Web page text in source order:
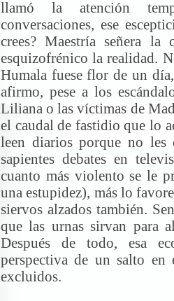
llamó la atención
conversaciones, ese
crees? Maestría señera
esquizofrénico la realidad.
Humala fuese flor de un
afirmo, pese a los
Liliana o las víctimas de
el caudal de fastidio que lo
leen diarios porque no les
sapientes debates en
cuanto más violento se le
una estupidez), más lo
siervos alzados también.
que las urnas sirvan para
Después de todo, esa
perspectiva de un salto
excluidos.